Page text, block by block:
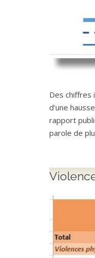
Des chiffres
d’une
rapport
parole de